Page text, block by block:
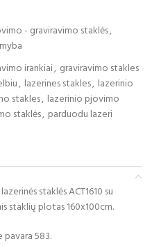
- graviravimo staklės,
irankiai, graviravimo stakles
, lazerines stakles, lazerinio
stakles, lazerinio pjovimo
staklės, parduodu lazeri
staklės ACT1610 su
staklių plotas 160x100cm.
pavara 583.